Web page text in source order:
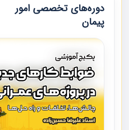
دوره‌های تخصصی امور
پیمان